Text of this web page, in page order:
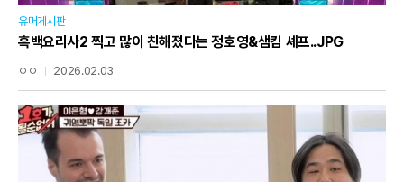
유머게시판
흑백요리사2 찍고 많이 친해졌다는 정호영&샘킴 셰프..JPG
ㅇㅇ 2026.02.03